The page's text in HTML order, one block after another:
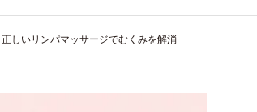
しいリンパマッサージでむくみを解消